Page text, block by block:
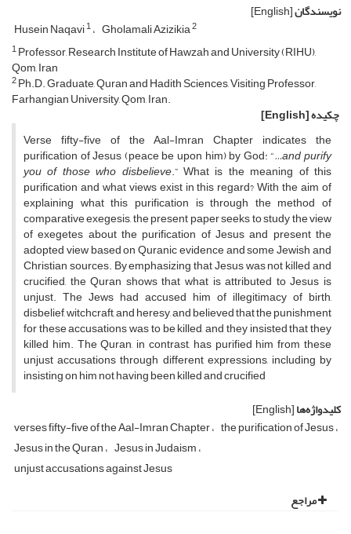
نویسندگان[English]
Husein Naqavi1 Gholamali Azizikia2
1Professor, Research Institute of Hawzah and University (RIHU),
Qom, Iran
2Ph.D. Graduate, Quran and Hadith Sciences, Visiting Professor,
Farhangian University, Qom, Iran.
چکیده[English]
Verse fifty-five of the Aal-Imran Chapter indicates the
purification of Jesus (peace be upon him) by God: “…and purify
you of those who disbelieve.” What is the meaning of this
purification and what views exist in this regard? With the aim of
explaining what this purification is through the method of
comparative exegesis, the present paper seeks to study the view
of exegetes about the purification of Jesus and present the
adopted view based on Quranic evidence and some Jewish and
Christian sources. By emphasizing that Jesus was not killed and
crucified, the Quran shows that what is attributed to Jesus is
unjust. The Jews had accused him of illegitimacy of birth,
disbelief, witchcraft, and heresy, and believed that the punishment
for these accusations was to be killed, and they insisted that they
killed him. The Quran, in contrast, has purified him from these
unjust accusations through different expressions, including by
insisting on him not having been killed and crucified
کلیدواژه‌ها[English]
verses fifty-five of the Aal-Imran Chapter the purification of Jesus
Jesus in the Quran Jesus in Judaism
unjust accusations against Jesus
مراجع